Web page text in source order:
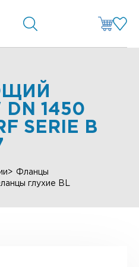
1450
SERIE B
Фланцы
глухие BL